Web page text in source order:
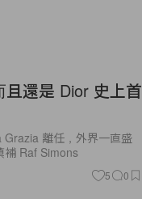
還是 Dior 史上首
離任，外界一直盛
補 Raf Simons
5 0